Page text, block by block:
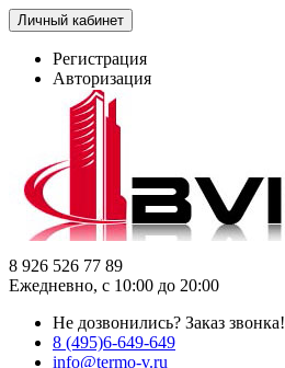
Личный кабинет
Регистрация
Авторизация
8 926 526 77 89
Ежедневно, с 10:00 до 20:00
Не дозвонились? Заказ звонка!
8 (495)6-649-649
info@termo-v.ru